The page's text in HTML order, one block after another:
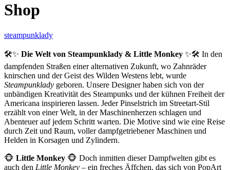
Shop
steampunklady
🛠️✨ Die Welt von Steampunklady & Little Monkey ✨🛠️ In den
dampfenden Straßen einer alternativen Zukunft, wo Zahnräder
knirschen und der Geist des Wilden Westens lebt, wurde
Steampunklady geboren. Unsere Designer haben sich von der
unbändigen Kreativität des Steampunks und der kühnen Freiheit der
Americana inspirieren lassen. Jeder Pinselstrich im Streetart-Stil
erzählt von einer Welt, in der Maschinenherzen schlagen und
Abenteuer auf jedem Schritt warten. Die Motive sind wie eine Reise
durch Zeit und Raum, voller dampfgetriebener Maschinen und
Helden in Korsagen und Zylindern.
🐵 Little Monkey 🐵 Doch inmitten dieser Dampfwelten gibt es
auch den Little Monkey – ein freches Äffchen, das sich von PopArt